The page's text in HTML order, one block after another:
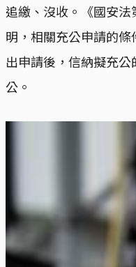
追繳、沒收。《國安
明，相關充公申請的
出申請後，信納擬充
公。